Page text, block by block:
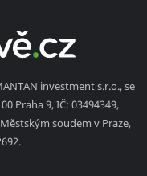
investment s.r.o., se
Praha 9, IČ: 03494349,
soudem v Praze,